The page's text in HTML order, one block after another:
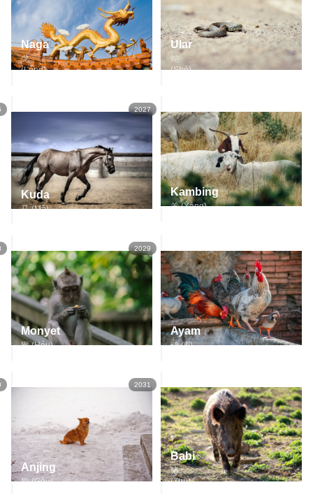
Naga
龙
(Lóng)
Ular
蛇
(Shé)
Kuda
马 (Mǎ)
Kambing
羊 (Yáng)
2027
Monyet
猴 (Hóu)
Ayam
鸡 (Jī)
2029
Anjing
狗 (Gǒu)
Babi
猪
(Zhū)
2031